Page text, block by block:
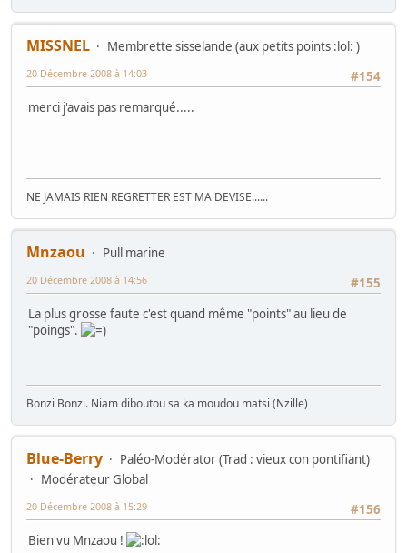
MISSNEL
Membrette sisselande (aux petits points :lol: )
#154
20 Décembre 2008 à 14:03
merci j'avais pas remarqué.....
NE JAMAIS RIEN REGRETTER EST MA DEVISE......
Mnzaou
Pull marine
#155
20 Décembre 2008 à 14:56
La plus grosse faute c'est quand même "points" au lieu de
"poings".
Bonzi Bonzi. Niam diboutou sa ka moudou matsi (Nzille)
Blue-Berry
Paléo-Modérator (Trad : vieux con pontifiant)
Modérateur Global
#156
20 Décembre 2008 à 15:29
Bien vu Mnzaou !